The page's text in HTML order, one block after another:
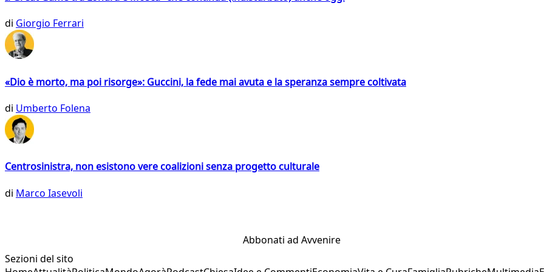
di Giorgio Ferrari
«Dio è morto, ma poi risorge»: Guccini, la fede mai avuta e la speranza sempre coltivata
di Umberto Folena
Centrosinistra, non esistono vere coalizioni senza progetto culturale
di Marco Iasevoli
Abbonati ad Avvenire
Sezioni del sito